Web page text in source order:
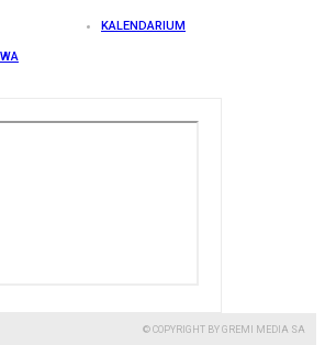
KALENDARIUM
© COPYRIGHT BY GREMI MEDIA SA